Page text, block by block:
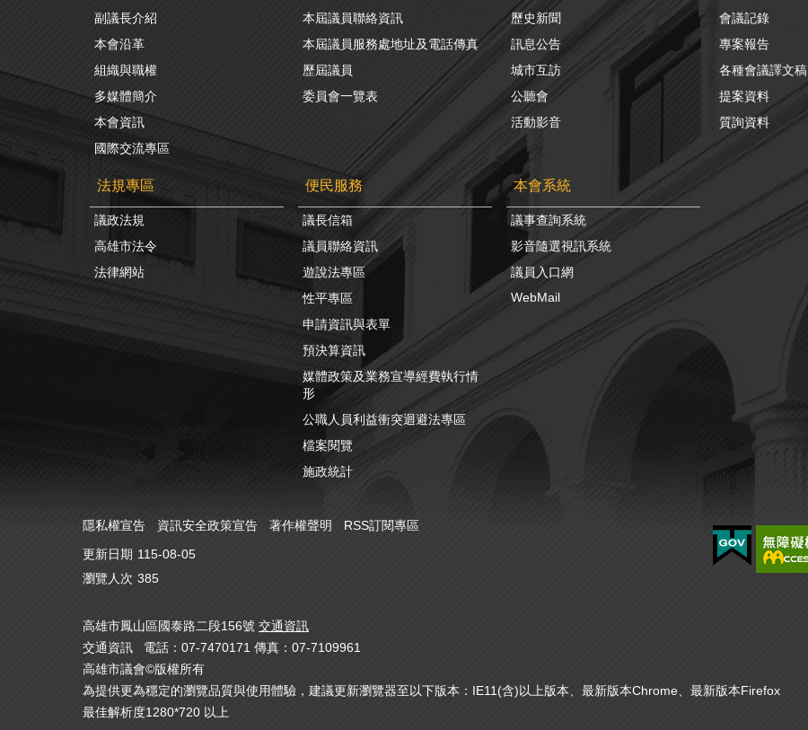
副議長介紹
本會沿革
組織與職權
多媒體簡介
本會資訊
國際交流專區
本屆議員聯絡資訊
本屆議員服務處地址及電話傳真
歷屆議員
委員會一覽表
歷史新聞
訊息公告
城市互訪
公聽會
活動影音
會議記錄
專案報告
各種會議譯文稿
提案資料
質詢資料
法規專區
議政法規
高雄市法令
法律網站
便民服務
議長信箱
議員聯絡資訊
遊說法專區
性平專區
申請資訊與表單
預決算資訊
媒體政策及業務宣導經費執行情
形
公職人員利益衝突迴避法專區
檔案閱覽
施政統計
本會系統
議事查詢系統
影音隨選視訊系統
議員入口網
WebMail
隱私權宣告 資訊安全政策宣告 著作權聲明
RSS訂閱專區
更新日期 115-08-05
瀏覽人次 385
高雄市鳳山區國泰路二段156號 交通資訊
交通資訊 電話：07-7470171 傳真：07-7109961
高雄市議會©版權所有
為提供更為穩定的瀏覽品質與使用體驗，建議更新瀏覽器至以下版本：IE11(含)以上版本、最新版本Chrome、最新版本Firefox
最佳解析度1280*720 以上